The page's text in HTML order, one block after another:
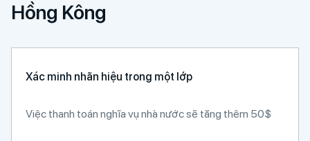
Hồng Kông
Xác minh nhãn hiệu trong một lớp
Việc thanh toán nghĩa vụ nhà nước sẽ tăng thêm 50$